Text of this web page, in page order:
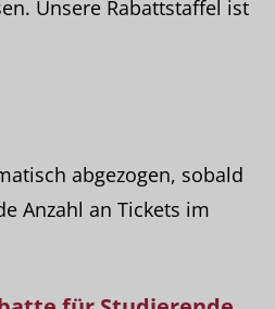
Unsere Rabattstaffel ist
abgezogen, sobald
Anzahl an Tickets im